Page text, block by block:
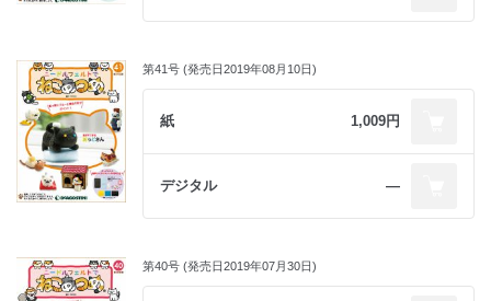
第41号 (発売日2019年08月10日)
紙 1,009円
デジタル ―
第40号 (発売日2019年07月30日)